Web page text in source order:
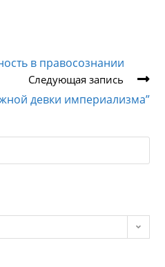
в правосознании
Следующая запись
девки империализма”